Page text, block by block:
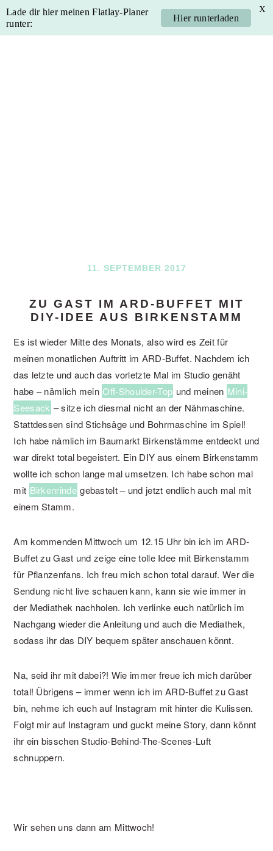
Skip
Skip
Skip
Skip
11. SEPTEMBER 2017
ZU GAST IM ARD-BUFFET MIT
DIY-IDEE AUS BIRKENSTAMM
Es ist wieder Mitte des Monats, also wird es Zeit für
meinen monatlichen Auftritt im ARD-Buffet. Nachdem ich
das letzte und auch das vorletzte Mal im Studio genäht
habe – nämlich mein Off-Shoulder-Top und meinen Mini-
Seesack – sitze ich diesmal nicht an der Nähmaschine.
Stattdessen sind Stichsäge und Bohrmaschine im Spiel!
Ich habe nämlich im Baumarkt Birkenstämme entdeckt und
war direkt total begeistert. Ein DIY aus einem Birkenstamm
wollte ich schon lange mal umsetzen. Ich habe schon mal
mit Birkenrinde gebastelt – und jetzt endlich auch mal mit
einem Stamm.
Am kommenden Mittwoch um 12.15 Uhr bin ich im ARD-
Buffet zu Gast und zeige eine tolle Idee mit Birkenstamm
für Pflanzenfans. Ich freu mich schon total darauf. Wer die
Sendung nicht live schauen kann, kann sie wie immer in
der Mediathek nachholen. Ich verlinke euch natürlich im
Nachgang wieder die Anleitung und auch die Mediathek,
sodass ihr das DIY bequem später anschauen könnt.
Na, seid ihr mit dabei?! Wie immer freue ich mich darüber
total! Übrigens – immer wenn ich im ARD-Buffet zu Gast
bin, nehme ich euch auf Instagram mit hinter die Kulissen.
Folgt mir auf Instagram und guckt meine Story, dann könnt
ihr ein bisschen Studio-Behind-The-Scenes-Luft
schnuppern.
Wir sehen uns dann am Mittwoch!
Lade dir hier meinen Flatlay-Planer
runter:
Hier runterladen
X